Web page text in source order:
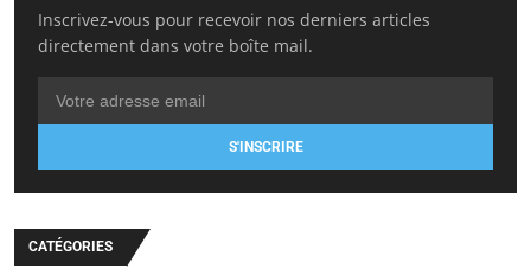
Inscrivez-vous pour recevoir nos derniers articles
directement dans votre boîte mail.
S'INSCRIRE
CATÉGORIES